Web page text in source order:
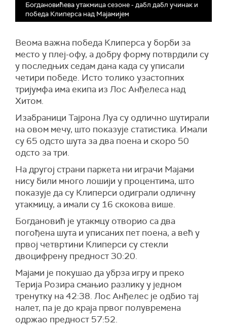
Богдановићева утакмица сезоне - дабл дабл учинак и
победа Клиперса над Мајамијем
Веома важна победа Клиперса у борби за
место у плеј-офу, а добру форму потврдили су
у последњих седам дана када су уписали
четири победе. Исто толико узастопних
тријумфа има екипа из Лос Анђелеса над
Хитом.
Изабраници Тајрона Луа су одлично шутирали
на овом мечу, што показује статистика. Имали
су 65 одсто шута за два поена и скоро 50
одсто за три.
На другој страни паркета ни играчи Мајами
нису били много лошији у процентима, што
показује да су Клиперси одиграли одличну
утакмицу, а имали су 16 скокова више.
Богдановић је утакмцу отворио са два
погођена шута и уписаних пет поена, а већ у
првој четвртини Клиперси су стекли
двоцифрену предност 30:20.
Мајами је покушао да убрза игру и преко
Терија Розира смањио разлику у једном
тренутку на 42:38. Лос Анђелес је одбио тај
налет, па је до краја првог полувремена
одржао предност 57:52.